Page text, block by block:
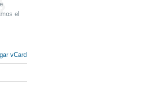
el
vCard